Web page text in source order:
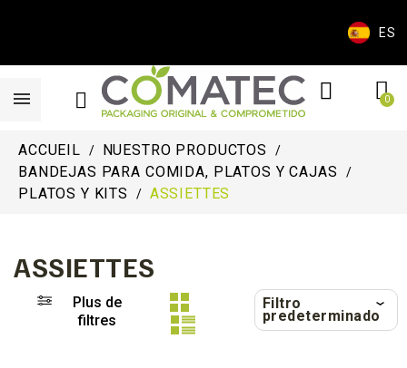
ES
ACCUEIL
NUESTRO PRODUCTOS
BANDEJAS PARA COMIDA, PLATOS Y CAJAS
PLATOS Y KITS
ASSIETTES
ASSIETTES
Plus de
filtres
Filtro
predeterminado